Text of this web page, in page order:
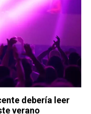
debería leer
verano